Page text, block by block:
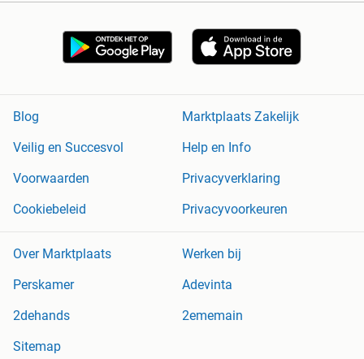
Blog
Marktplaats Zakelijk
Veilig en Succesvol
Help en Info
Voorwaarden
Privacyverklaring
Cookiebeleid
Privacyvoorkeuren
Over Marktplaats
Werken bij
Perskamer
Adevinta
2dehands
2ememain
Sitemap